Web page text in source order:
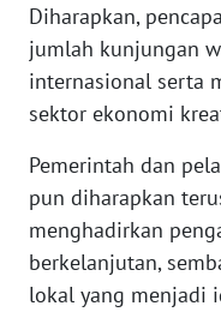
Diharapkan,
jumlah kunjungan
internasional serta
sektor ekonomi
Pemerintah dan
pun diharapkan
menghadirkan
berkelanjutan,
lokal yang menjadi
WN
BENGKULU
WN
WN
JATENG
WN
NUSANTARA